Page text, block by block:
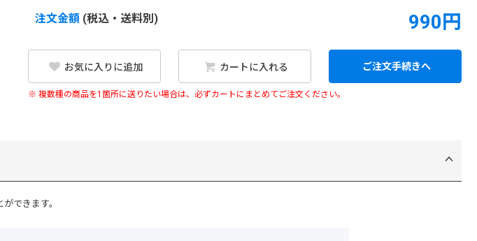
注文金額 (税込・送料別) 990円
お気に入りに追加 カートに入れる ご注文手続きへ
※ 複数種の商品を1箇所に送りたい場合は、必ずカートにまとめてご注文ください。
できます。